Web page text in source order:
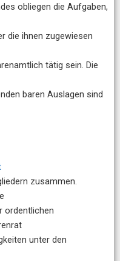
obliegen die Aufgaben,
die ihnen zugewiesen
tätig sein. Die
baren Auslagen sind
zusammen.
ordentlichen
unter den